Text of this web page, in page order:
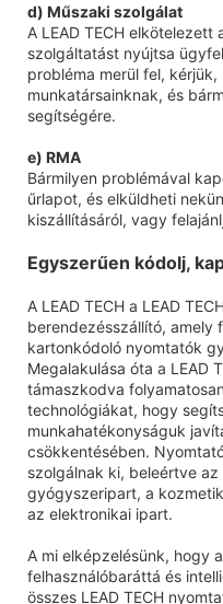
d) Műszaki szolgálat
A LEAD TECH
szolgáltatást nyújtsa
probléma merül fel,
munkatársainknak, és
segítségére.
e) RMA
Bármilyen problémával
űrlapot, és elküldheti
kiszállításáról, vagy
Egyszerűen kódolj,
A LEAD TECH a LEAD
berendezésszállító, amely
kartonkódoló nyomtatók
Megalakulása óta a LEAD
támaszkodva
technológiákat, hogy
munkahatékonyságuk
csökkentésében.
szolgálnak ki, beleértve
gyógyszeripart, a
az elektronikai ipart.
A mi elképzelésünk, hogy
felhasználóbaráttá és
összes LEAD TECH